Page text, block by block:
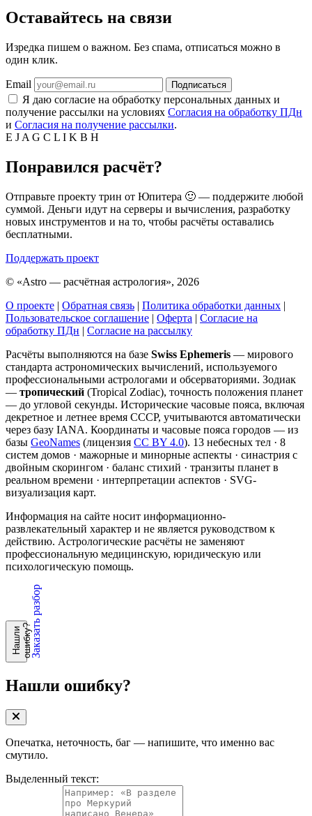
Оставайтесь на связи
Изредка пишем о важном. Без спама, отписаться можно в
один клик.
Email Подписаться
Я даю согласие на обработку персональных данных и
получение рассылки на условиях Согласия на обработку ПДн
и Согласия на получение рассылки.
E J A G C L I K B H
Понравился расчёт?
Отправьте проекту трин от Юпитера 🙂 — поддержите любой
суммой. Деньги идут на серверы и вычисления, разработку
новых инструментов и на то, чтобы расчёты оставались
бесплатными.
Поддержать проект
© «Astro — расчётная астрология», 2026
О проекте | Обратная связь | Политика обработки данных |
Пользовательское соглашение | Оферта | Согласие на
обработку ПДн | Согласие на рассылку
Расчёты выполняются на базе Swiss Ephemeris — мирового
стандарта астрономических вычислений, используемого
профессиональными астрологами и обсерваториями. Зодиак
— тропический (Tropical Zodiac), точность положения планет
— до угловой секунды. Исторические часовые пояса, включая
декретное и летнее время СССР, учитываются автоматически
через базу IANA. Координаты и часовые пояса городов — из
базы GeoNames (лицензия CC BY 4.0). 13 небесных тел · 8
систем домов · мажорные и минорные аспекты · синастрия с
двойным скорингом · баланс стихий · транзиты планет в
реальном времени · интерпретации аспектов · SVG-
визуализация карт.
Информация на сайте носит информационно-
развлекательный характер и не является руководством к
действию. Астрологические расчёты не заменяют
профессиональную медицинскую, юридическую или
психологическую помощь.
Н
а
ш
л
и
о
ш
и
б
к
у?Заказать разбор
Нашли ошибку?
Опечатка, неточность, баг — напишите, что именно вас
смутило.
Выделенный текст: